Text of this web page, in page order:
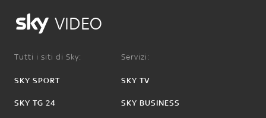
VIDEO
Tutti i siti di Sky:
SKY SPORT
SKY TG 24
Servizi:
SKY TV
SKY BUSINESS